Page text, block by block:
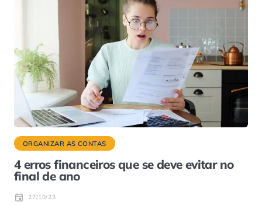
ORGANIZAR AS CONTAS
4 erros financeiros que se deve evitar no
final de ano
27/10/23